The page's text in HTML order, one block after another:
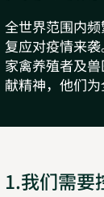
全世界范围内
复应对疫情来
家禽养殖者及
献精神，他们为
1.我们需要